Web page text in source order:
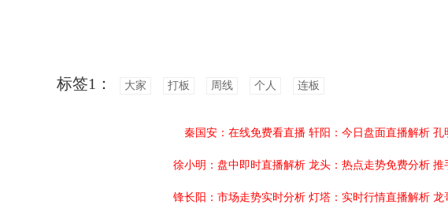
标签1： 大家 打板 周线 个人 连板
秦国安：在线免费看直播 轩阳：今日盘面直播解析 孔
徐小明：盘中即时直播解析 龙头：热点走势免费分析 推
锋长阳：市场走势实时分析 灯塔：实时行情直播解析 龙